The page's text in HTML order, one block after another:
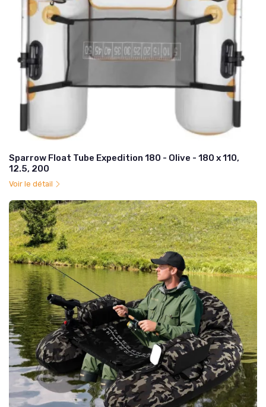
Sparrow Float Tube Expedition 180 - Olive - 180 x 110,
12.5, 200
Voir le détail